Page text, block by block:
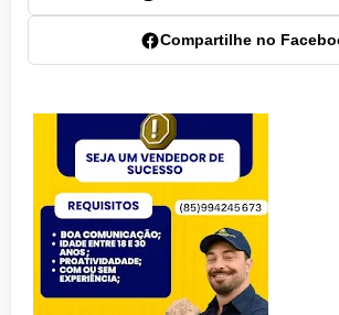
Compartilhe no